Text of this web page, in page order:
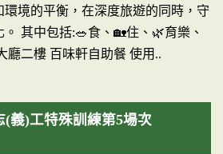
境的平衡，在深度旅遊的同時，守
其中包括:🥗食、🏡住、🌿育樂、
廳二樓 百味軒自助餐 使用..
(義)工特殊訓練第5場次